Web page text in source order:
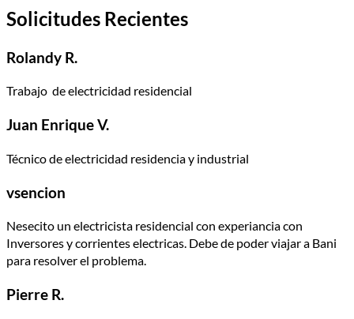
Solicitudes Recientes
Rolandy R.
Trabajo de electricidad residencial
Juan Enrique V.
Técnico de electricidad residencia y industrial
vsencion
Nesecito un electricista residencial con experiancia con
Inversores y corrientes electricas. Debe de poder viajar a Bani
para resolver el problema.
Pierre R.